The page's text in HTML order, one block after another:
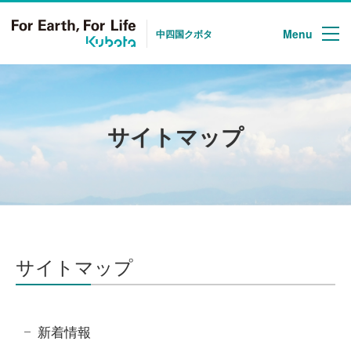
中四国クボタ Menu
サイトマップ
サイトマップ
新着情報